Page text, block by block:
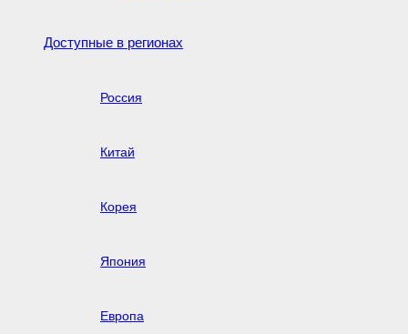
Доступные в регионах
Россия
Китай
Корея
Япония
Европа